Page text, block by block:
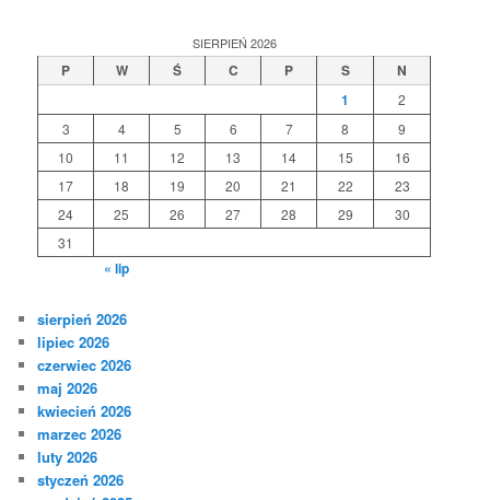
SIERPIEŃ 2026
P W Ś C P S
N
1
2
3
4 5 6 7 8
9
10
11 12 13 14 15
16
17
18 19 20 21 22
23
24
25 26 27 28 29
30
31
« lip
sierpień 2026
lipiec 2026
czerwiec 2026
maj 2026
kwiecień 2026
marzec 2026
luty 2026
styczeń 2026